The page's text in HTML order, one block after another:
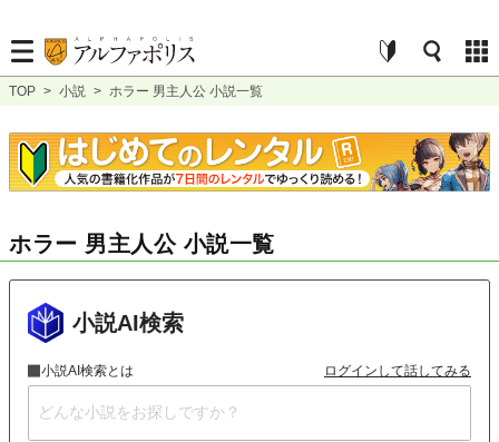
TOP > 小説 > ホラー 男主人公 小説一覧
ホラー 男主人公 小説一覧
小説AI検索
小説AI検索とは ログインして話してみる